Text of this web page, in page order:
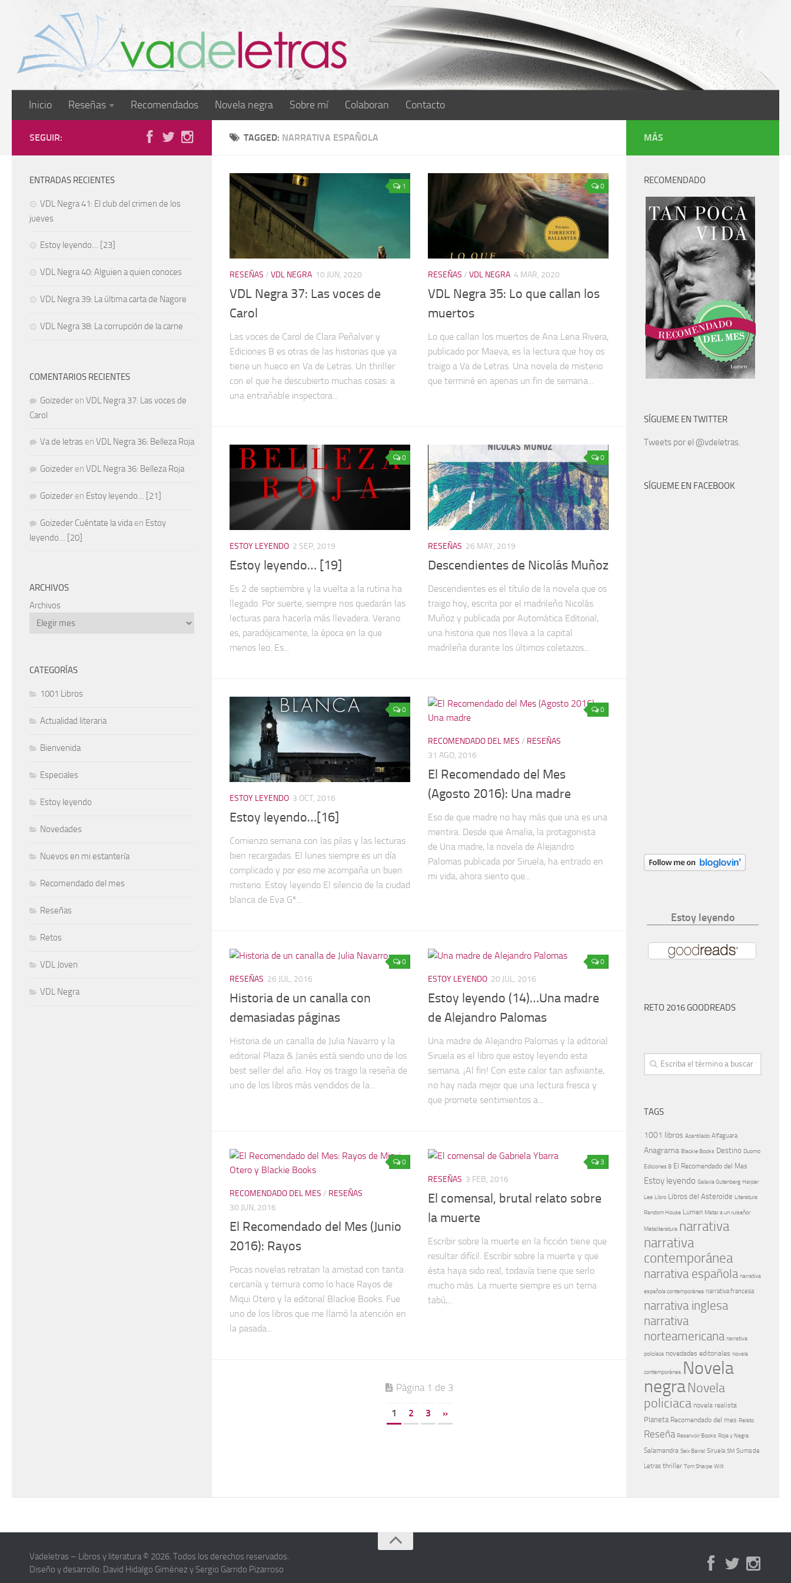
Inicio Reseñas Recomendados Novela negra Sobre mí Colaboran Contacto
TAGGED: NARRATIVA ESPAÑOLA
1
RESEÑAS / VDL NEGRA 10 JUN, 2020
VDL Negra 37: Las voces de
Carol
Las voces de Carol de Clara Peñalver y
Ediciones B es otras de las historias que ya
tiene un hueco en Va de Letras. Un thriller
con el que he descubierto muchas cosas: a
una entrañable inspectora...
0
RESEÑAS / VDL NEGRA 4 MAR, 2020
VDL Negra 35: Lo que callan los
muertos
Lo que callan los muertos de Ana Lena Rivera,
publicado por Maeva, es la lectura que hoy os
traigo a Va de Letras. Una novela de misterio
que terminé en apenas un fin de semana...
0
ESTOY LEYENDO 2 SEP, 2019
Estoy leyendo… [19]
Es 2 de septiembre y la vuelta a la rutina ha
llegado. Por suerte, siempre nos quedarán las
lecturas para hacerla más llevadera. Verano
es, paradójicamente, la época en la que
menos leo. Es...
0
RESEÑAS 26 MAY, 2019
Descendientes de Nicolás Muñoz
Descendientes es el título de la novela que os
traigo hoy, escrita por el madrileño Nicolás
Muñoz y publicada por Automática Editorial,
una historia que nos lleva a la capital
madrileña durante los últimos coletazos...
0
ESTOY LEYENDO 3 OCT, 2016
Estoy leyendo…[16]
Comienzo semana con las pilas y las lecturas
bien recargadas. El lunes siempre es un día
complicado y por eso me acompaña un buen
misterio. Estoy leyendo El silencio de la ciudad
blanca de Eva Gª...
0
RECOMENDADO DEL MES / RESEÑAS
31 AGO, 2016
El Recomendado del Mes
(Agosto 2016): Una madre
Eso de que madre no hay más que una es una
mentira. Desde que Amalia, la protagonista
de Una madre, la novela de Alejandro
Palomas publicada por Siruela, ha entrado en
mi vida, ahora siento que...
0
RESEÑAS 26 JUL, 2016
Historia de un canalla con
demasiadas páginas
Historia de un canalla de Julia Navarro y la
editorial Plaza & Janés está siendo uno de los
best seller del año. Hoy os traigo la reseña de
uno de los libros más vendidos de la...
0
ESTOY LEYENDO 20 JUL, 2016
Estoy leyendo (14)…Una madre
de Alejandro Palomas
Una madre de Alejandro Palomas y la editorial
Siruela es el libro que estoy leyendo esta
semana. ¡Al fin! Con este calor tan asfixiante,
no hay nada mejor que una lectura fresca y
que promete sentimientos a...
0
RECOMENDADO DEL MES / RESEÑAS
30 JUN, 2016
El Recomendado del Mes (Junio
2016): Rayos
Pocas novelas retratan la amistad con tanta
cercanía y ternura como lo hace Rayos de
Miqui Otero y la editorial Blackie Books. Fue
uno de los libros que me llamó la atención en
la pasada...
3
RESEÑAS 3 FEB, 2016
El comensal, brutal relato sobre
la muerte
Escribir sobre la muerte en la ficción tiene que
resultar difícil. Escribir sobre la muerte y que
ésta haya sido real, todavía tiene que serlo
mucho más. La muerte siempre es un tema
tabú,...
Página 1 de 3
1 2 3 »
SEGUIR:
ENTRADAS RECIENTES
VDL Negra 41: El club del crimen de los
jueves
Estoy leyendo… [23]
VDL Negra 40: Alguien a quien conoces
VDL Negra 39: La última carta de Nagore
VDL Negra 38: La corrupción de la carne
COMENTARIOS RECIENTES
Goizeder en VDL Negra 37: Las voces de
Carol
Va de letras en VDL Negra 36: Belleza Roja
Goizeder en VDL Negra 36: Belleza Roja
Goizeder en Estoy leyendo… [21]
Goizeder Cuéntate la vidaen Estoy
leyendo… [20]
ARCHIVOS
Archivos
CATEGORÍAS
1001 Libros
Actualidad literaria
Bienvenida
Especiales
Estoy leyendo
Novedades
Nuevos en mi estantería
Recomendado del mes
Reseñas
Retos
VDL Joven
VDL Negra
MÁS
RECOMENDADO
SÍGUEME EN TWITTER
Tweets por el @vdeletras.
SÍGUEME EN FACEBOOK
Estoy leyendo
RETO 2016 GOODREADS
TAGS
1001 libros Acantilado Alfaguara
Anagrama Blackie Books Destino Duomo
Ediciones B El Recomendado del Mes
Estoy leyendo Galaxia Gutenberg Harper
Lee Libro Libros del Asteroide Literatura
Random House Lumen Matar a un ruiseñor
Metaliteratura narrativa
narrativa
contemporánea
narrativa española narrativa
española contemporánea narrativa francesa
narrativa inglesa
narrativa
norteamericana narrativa
policíaca novedades editoriales novela
contemporánea Novela
negraNovela
policiaca novela realista
Planeta Recomendado del mes Relato
Reseña Reservoir Books Roja y Negra
Salamandra Seix Barral Siruela SM Suma de
Letras thriller Tom Sharpe Wilt
Vadeletras – Libros y literatura © 2026. Todos los derechos reservados.
Diseño y desarrollo: David Hidalgo Giménez y Sergio Garrido Pizarroso